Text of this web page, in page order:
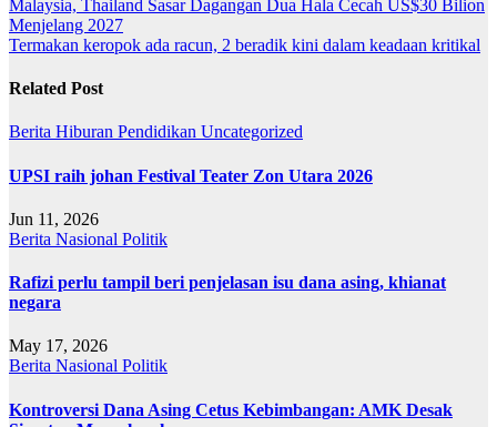
Post
navigation
Malaysia, Thailand Sasar Dagangan Dua Hala Cecah US$30 Bilion
Menjelang 2027
Termakan keropok ada racun, 2 beradik kini dalam keadaan kritikal
Related Post
Berita Hiburan Pendidikan Uncategorized
UPSI raih johan Festival Teater Zon Utara 2026
Jun 11, 2026
Berita Nasional Politik
Rafizi perlu tampil beri penjelasan isu dana asing, khianat
negara
May 17, 2026
Berita Nasional Politik
Kontroversi Dana Asing Cetus Kebimbangan: AMK Desak